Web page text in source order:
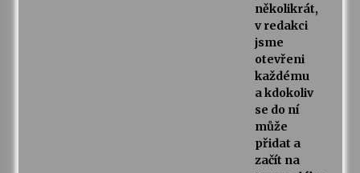
několikrát,
v redakci
jsme
otevřeni
každému
a kdokoliv
se do ní
může
přidat a
začít na